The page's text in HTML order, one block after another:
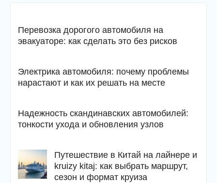
Перевозка дорогого автомобиля на
эвакуаторе: как сделать это без рисков
Электрика автомобиля: почему проблемы
нарастают и как их решать на месте
Надежность скандинавских автомобилей:
тонкости ухода и обновления узлов
Путешествие в Китай на лайнере и
kruizy kitaj: как выбрать маршрут,
сезон и формат круиза